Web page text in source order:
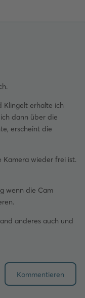
Klingelt erhalte ich
dann über die
erscheint die
Kamera wieder frei ist.
wenn die Cam
anderes auch und
Kommentieren